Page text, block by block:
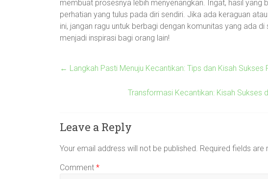
membuat prosesnya lebih menyenangkan. Ingat, hasil yang
perhatian yang tulus pada diri sendiri. Jika ada keraguan
ini, jangan ragu untuk berbagi dengan komunitas yang ada
menjadi inspirasi bagi orang lain!
← Langkah Pasti Menuju Kecantikan: Tips dan Kisah
Transformasi Kecantikan: Kisah Sukses
Leave a Reply
Your email address will not be published. Required fields are
Comment *